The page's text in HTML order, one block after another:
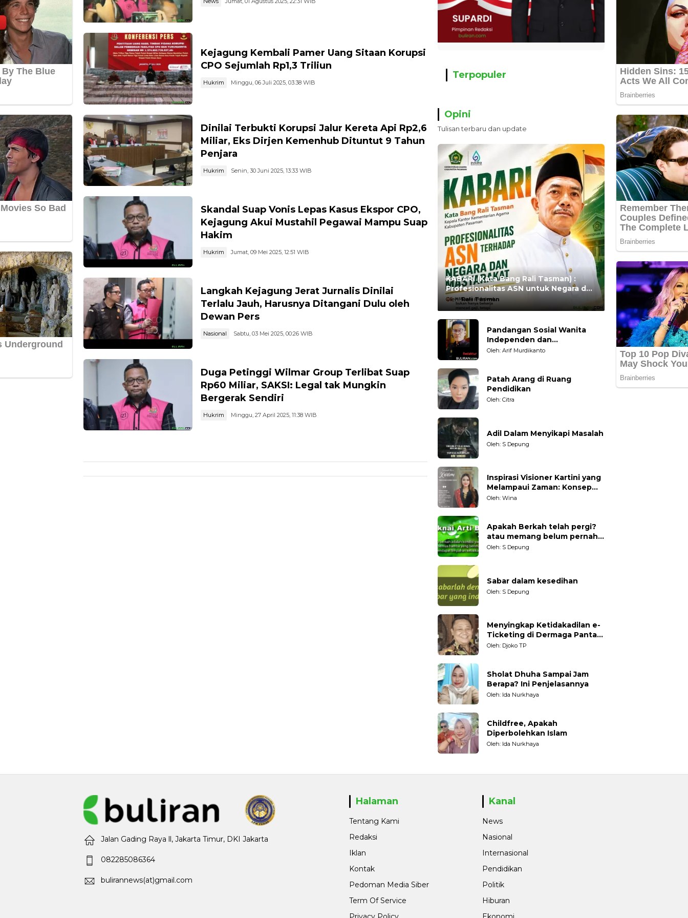
Kejagung Kembali Pamer Uang Sitaan Korupsi
CPO Sejumlah Rp1,3 Triliun
Hukrim Minggu, 06 Juli 2025, 03:38 WIB
Dinilai Terbukti Korupsi Jalur Kereta Api Rp2,6
Miliar, Eks Dirjen Kemenhub Dituntut 9 Tahun
Penjara
Hukrim Senin, 30 Juni 2025, 13:33 WIB
Skandal Suap Vonis Lepas Kasus Ekspor CPO,
Kejagung Akui Mustahil Pegawai Mampu Suap
Hakim
Hukrim Jumat, 09 Mei 2025, 12:51 WIB
Langkah Kejagung Jerat Jurnalis Dinilai
Terlalu Jauh, Harusnya Ditangani Dulu oleh
Dewan Pers
Nasional Sabtu, 03 Mei 2025, 00:26 WIB
Duga Petinggi Wilmar Group Terlibat Suap
Rp60 Miliar, SAKSI: Legal tak Mungkin
Bergerak Sendiri
Hukrim Minggu, 27 April 2025, 11:38 WIB
Terpopuler
Opini
Tulisan terbaru dan update
KABARI (Kata Bang Rali Tasman) :
Profesionalitas ASN untuk Negara dan
Masyarakat
Oleh:Rali Tasman
Pandangan Sosial Wanita
Independen dan
Karakteristiknya
Oleh: Arif Murdikanto
Patah Arang di Ruang
Pendidikan
Oleh: Citra
Adil Dalam Menyikapi Masalah
Oleh: S Depung
Inspirasi Visioner Kartini yang
Melampaui Zaman: Konsep
Kecakapan Hidup bagi
Oleh: Wina
Apakah Berkah telah pergi?
atau memang belum pernah
datang?
Oleh: S Depung
Sabar dalam kesedihan
Oleh: S Depung
Menyingkap Ketidakadilan e-
Ticketing di Dermaga Pantai
Kartini Jepara, terhadap
Oleh: Djoko TP
Sholat Dhuha Sampai Jam
Berapa? Ini Penjelasannya
Oleh: Ida Nurkhaya
Childfree, Apakah
Diperbolehkan Islam
Oleh: Ida Nurkhaya
Jalan Gading Raya ll, Jakarta Timur, DKI Jakarta
082285086364
bulirannews(at)gmail.com
Halaman
Tentang Kami
Redaksi
Iklan
Kontak
Pedoman Media Siber
Term Of Service
Kanal
News
Nasional
Internasional
Pendidikan
Politik
Hiburan